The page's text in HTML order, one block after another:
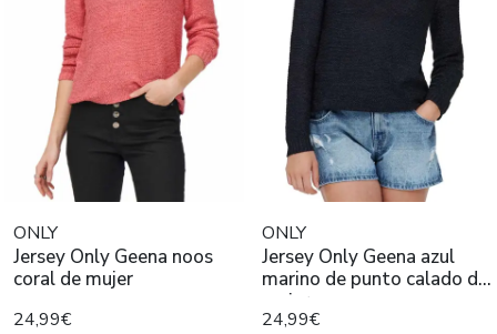
ONLY
Jersey Only Geena noos
coral de mujer
24,99€
ONLY
Jersey Only Geena azul
marino de punto calado de
mujer
24,99€